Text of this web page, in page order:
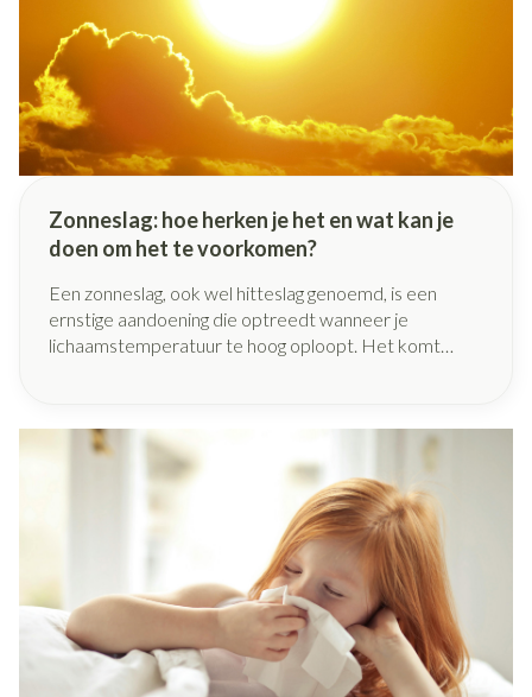
Zonneslag: hoe herken je het en wat kan je
doen om het te voorkomen?
Een zonneslag, ook wel hitteslag genoemd, is een
ernstige aandoening die optreedt wanneer je
lichaamstemperatuur te hoog oploopt. Het komt
wat de gevolgen kunnen zijn en hoe je het kunt